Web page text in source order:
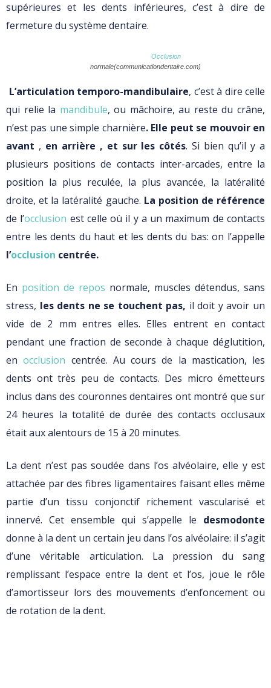
supérieures et les dents inférieures, c’est à dire de
fermeture du système dentaire.
Occlusion
normale(communicationdentaire.com)
L’articulation temporo-mandibulaire, c’est à dire celle
qui relie la mandibule, ou mâchoire, au reste du crâne,
n’est pas une simple charnière. Elle peut se mouvoir en
avant , en arrière , et sur les côtés. Si bien qu’il y a
plusieurs positions de contacts inter-arcades, entre la
position la plus reculée, la plus avancée, la latéralité
droite, et la latéralité gauche. La position de référence
de l’occlusion est celle où il y a un maximum de contacts
entre les dents du haut et les dents du bas: on l’appelle
l’occlusion centrée.
En position de repos normale, muscles détendus, sans
stress, les dents ne se touchent pas, il doit y avoir un
vide de 2 mm entres elles. Elles entrent en contact
pendant une fraction de seconde à chaque déglutition,
enocclusion centrée. Au cours de la mastication, les
dents ont très peu de contacts. Des micro émetteurs
inclus dans des couronnes dentaires ont montré que sur
24 heures la totalité de durée des contacts occlusaux
était aux alentours de 15 à 20 minutes.
La dent n’est pas soudée dans l’os alvéolaire, elle y est
attachée par des fibres ligamentaires faisant elles même
partie d’un tissu conjonctif richement vascularisé et
innervé. Cet ensemble qui s’appelle le desmodonte
donne à la dent un certain jeu dans l’os alvéolaire: il s’agit
d’une véritable articulation. La pression du sang
remplissant l’espace entre la dent et l’os, joue le rôle
d’amortisseur lors des mouvements d’enfoncement ou
de rotation de la dent.